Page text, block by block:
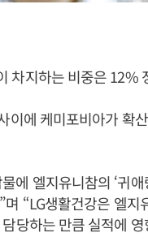
차지하는 비중은 12%
에 케미포비아가 확
에 엘지유니참의 ‘귀애
“LG생활건강은 엘
당하는 만큼 실적에